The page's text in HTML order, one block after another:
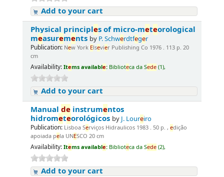
Add to your cart
Physical principles of micro-meteorological
measurements by P. Schwerdtfeger
Publication: New York Elsevier Publishing Co 1976 . 113 p. 20
cm
Availability: Items available: Biblioteca da Sede (1),
Add to your cart
Manualde instrumentos
hidrometeorológicos by J. Loureiro
Publication: Lisboa Serviços Hidraulicos 1983 . 50 p. ,edição
apoiada pela UNESCO 20 cm
Availability: Items available: Biblioteca da Sede (2),
Add to your cart